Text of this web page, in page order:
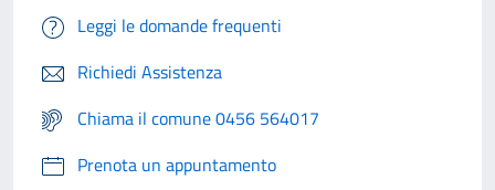
Leggi le domande frequenti
Richiedi Assistenza
Chiama il comune 0456 564017
Prenota un appuntamento